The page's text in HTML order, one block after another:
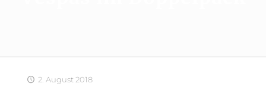
2. August 2018